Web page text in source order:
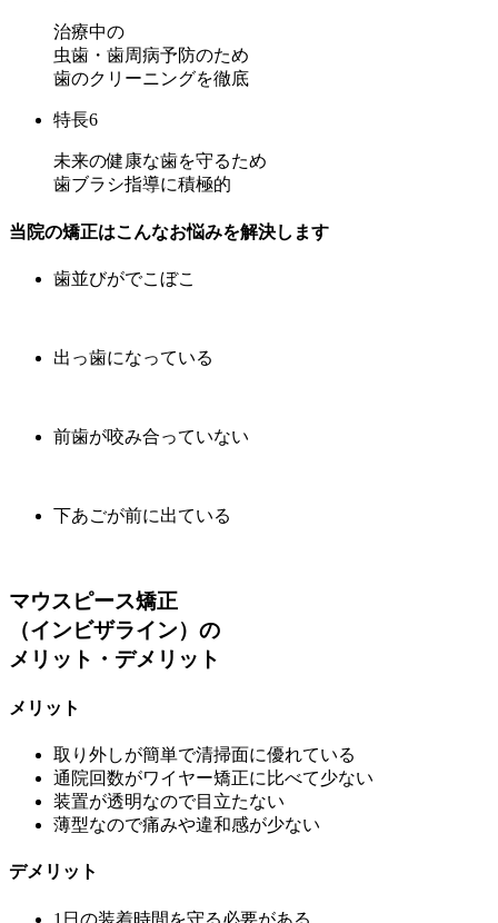
治療中の
虫歯・歯周病予防のため
歯のクリーニングを徹底
特長6
未来の健康な歯を守るため
歯ブラシ指導に積極的
当院の矯正はこんなお悩みを解決します
歯並びがでこぼこ
出っ歯になっている
前歯が咬み合っていない
下あごが前に出ている
マウスピース矯正
（インビザライン）の
メリット・デメリット
メリット
取り外しが簡単で清掃面に優れている
通院回数がワイヤー矯正に比べて少ない
装置が透明なので目立たない
薄型なので痛みや違和感が少ない
デメリット
1日の装着時間を守る必要がある